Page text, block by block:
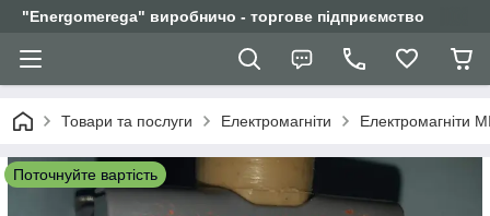
"Еnergomerega" виробничо - торгове підприємство
Товари та послуги Електромагніти Електромагніти
Поточнуйте вартість